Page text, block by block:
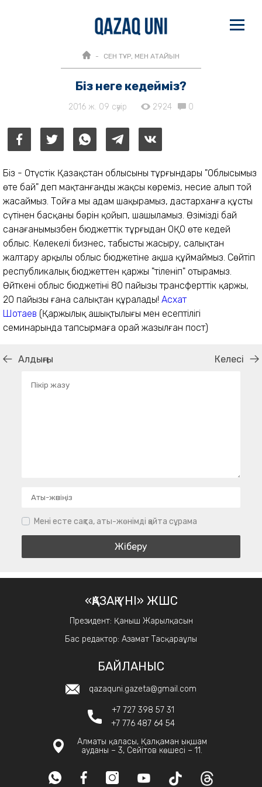
СЕН ТҰР, МЕН АТАЙЫН
Біз неге кедейміз?
2016 ж. 09 сәуір 2924 0
Біз - Оңтүстік Қазақстан облысының тұрғындары "Облысымыз
өте бай" деп мақтанғанды жақсы көреміз, несие алып той
жасаймыз. Тойға мың адам шақырамыз, дастарханға құстың
сүтінен басқаның бәрін қойып, шашыламыз. Өзімізді бай
санағанымызбен бюджеттік тұрғыдан ОҚО өте кедей
облыс. Көлеңкелі бизнес, табысты жасыру, салықтан
жалтару арқылы облыс бюджетіне ақша құймаймыз. Сөйтіп
республикалық бюджеттен қаржы "тіленіп" отырамыз.
Өйткені облыс бюджетінің 80 пайызы трансферттік қаржы,
20 пайызы ғана салықтан құралады! Асхат
Шотаев (Қаржылық ашықтылығы мен есептілігі
семинарында тапсырмаға орай жазылған пост)
Алдыңғы Келесі
Мені есте сақта, аты-жөнімді қайта сұрама
«ҚАЗАҚ ҮНІ» ЖШС
Президент: Қаныш Жарылқасын
Бас редактор: Азамат Тасқараұлы
БАЙЛАНЫС
qazaquni.gazeta@gmail.com
+7 727 398 57 31
+7 776 487 64 54
Алматы қаласы, Қалқаман ықшам
ауданы – 3, Сейітов көшесі – 11.